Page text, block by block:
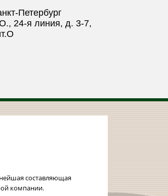
Петербург
24-я линия, д. 3-7,
составляющая
компании.